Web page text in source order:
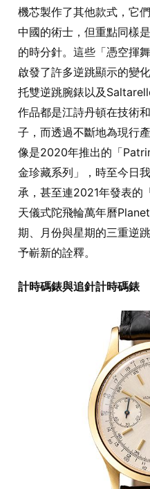
機芯製作了其他款式，它
中國的術士，但重點同樣
的時分針。這些「憑空揮
啟發了許多逆跳顯示的變
托雙逆跳腕錶以及
作品都是江詩丹頓在技術
子，而透過不斷地為現行
像是2020年推出的「
金珍藏系列」，時至今日
承，甚至連2021年發表
天儀式陀飛輪萬年曆
期、月份與星期的三重逆
予嶄新的詮釋。
計時碼錶與追針計時碼錶